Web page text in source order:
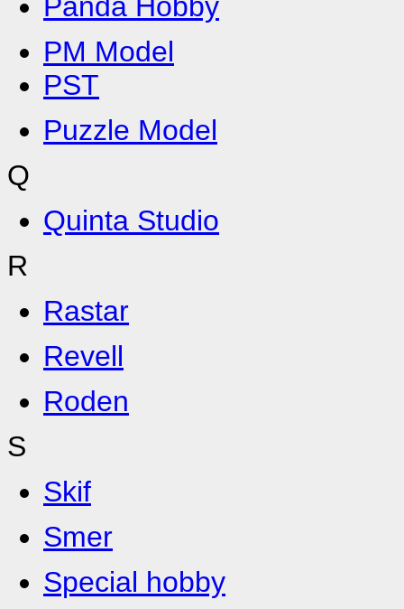
PM Model
PST
Puzzle Model
Q
Quinta Studio
R
Rastar
Revell
Roden
S
Skif
Smer
Special hobby